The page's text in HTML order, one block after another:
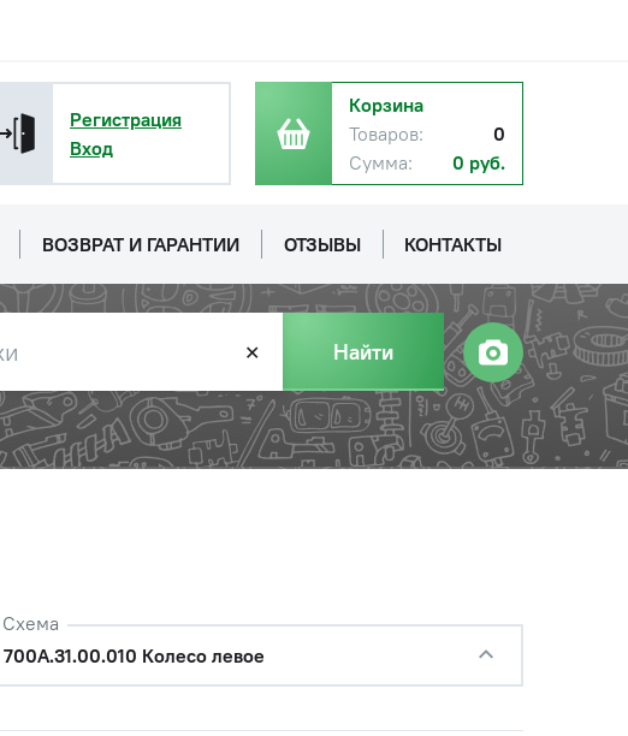
Регистрация
Вход
Корзина
Товаров:
0
Сумма:
0 руб.
ВОЗВРАТ И ГАРАНТИИ ОТЗЫВЫ КОНТАКТЫ
✕ Найти
Схема
700А.31.00.010 Колесо левое